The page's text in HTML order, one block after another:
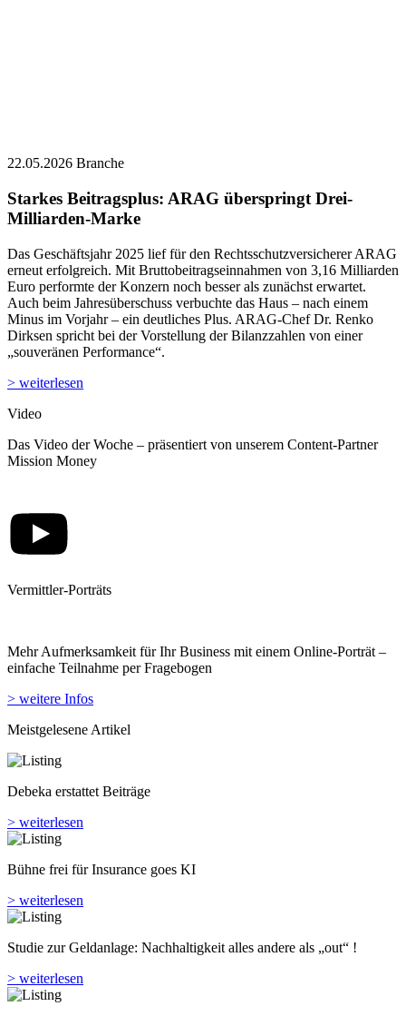
22.05.2026 Branche
Starkes Beitragsplus: ARAG überspringt Drei-
Milliarden-Marke
Das Geschäftsjahr 2025 lief für den Rechtsschutzversicherer ARAG
erneut erfolgreich. Mit Bruttobeitragseinnahmen von 3,16 Milliarden
Euro performte der Konzern noch besser als zunächst erwartet.
Auch beim Jahresüberschuss verbuchte das Haus – nach einem
Minus im Vorjahr – ein deutliches Plus. ARAG-Chef Dr. Renko
Dirksen spricht bei der Vorstellung der Bilanzzahlen von einer
„souveränen Performance“.
> weiterlesen
Video
Das Video der Woche – präsentiert von unserem Content-Partner
Mission Money
Vermittler-Porträts
Mehr Aufmerksamkeit für Ihr Business mit einem Online-Porträt –
einfache Teilnahme per Fragebogen
> weitere Infos
Meistgelesene Artikel
Debeka erstattet Beiträge
> weiterlesen
Bühne frei für Insurance goes KI
> weiterlesen
Studie zur Geldanlage: Nachhaltigkeit alles andere als „out“ !
> weiterlesen